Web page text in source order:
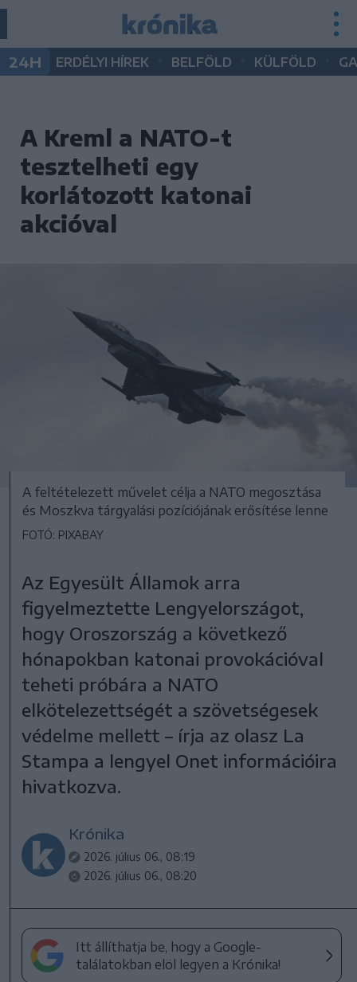
24H ERDÉLYI HÍREK BELFÖLD KÜLFÖLD
A Kreml a NATO-t
tesztelheti egy
korlátozott katonai
akcióval
A feltételezett művelet célja a NATO megosztása
és Moszkva tárgyalási pozíciójának erősítése lenne
FOTÓ: PIXABAY
Az Egyesült Államok arra
figyelmeztette Lengyelországot,
hogy Oroszország a következő
hónapokban katonai provokációval
teheti próbára a NATO
elkötelezettségét a szövetségesek
védelme mellett – írja az olasz La
Stampa a lengyel Onet információira
hivatkozva.
Krónika
2026. július 06., 08:19
2026. július 06., 08:20
Itt állíthatja be, hogy a Google-
találatokban elöl legyen a Krónika!